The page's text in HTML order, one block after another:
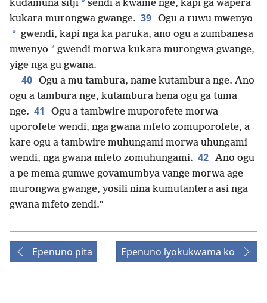
kudamuna sitji * sendi a kwame nge, kapi ga wapera
kukara murongwa gwange. 39 Ogu a ruwu mwenyo
* gwendi, kapi nga ka paruka, ano ogu a zumbanesa
mwenyo * gwendi morwa kukara murongwa gwange,
yige nga gu gwana.
40 Ogu a mu tambura, name kutambura nge. Ano
ogu a tambura nge, kutambura hena ogu ga tuma
nge. 41
Ogu a tambwire muporofete morwa
uporofete wendi, nga gwana mfeto zomuporofete, a
kare ogu a tambwire muhungami morwa uhungami
wendi, nga gwana mfeto zomuhungami. 42 Ano ogu
a pe mema gumwe govamumbya vange morwa age
murongwa gwange, yosili nina kumutantera asi nga
gwana mfeto zendi.”
Epenuno pita Epenuno lyokukwama ko